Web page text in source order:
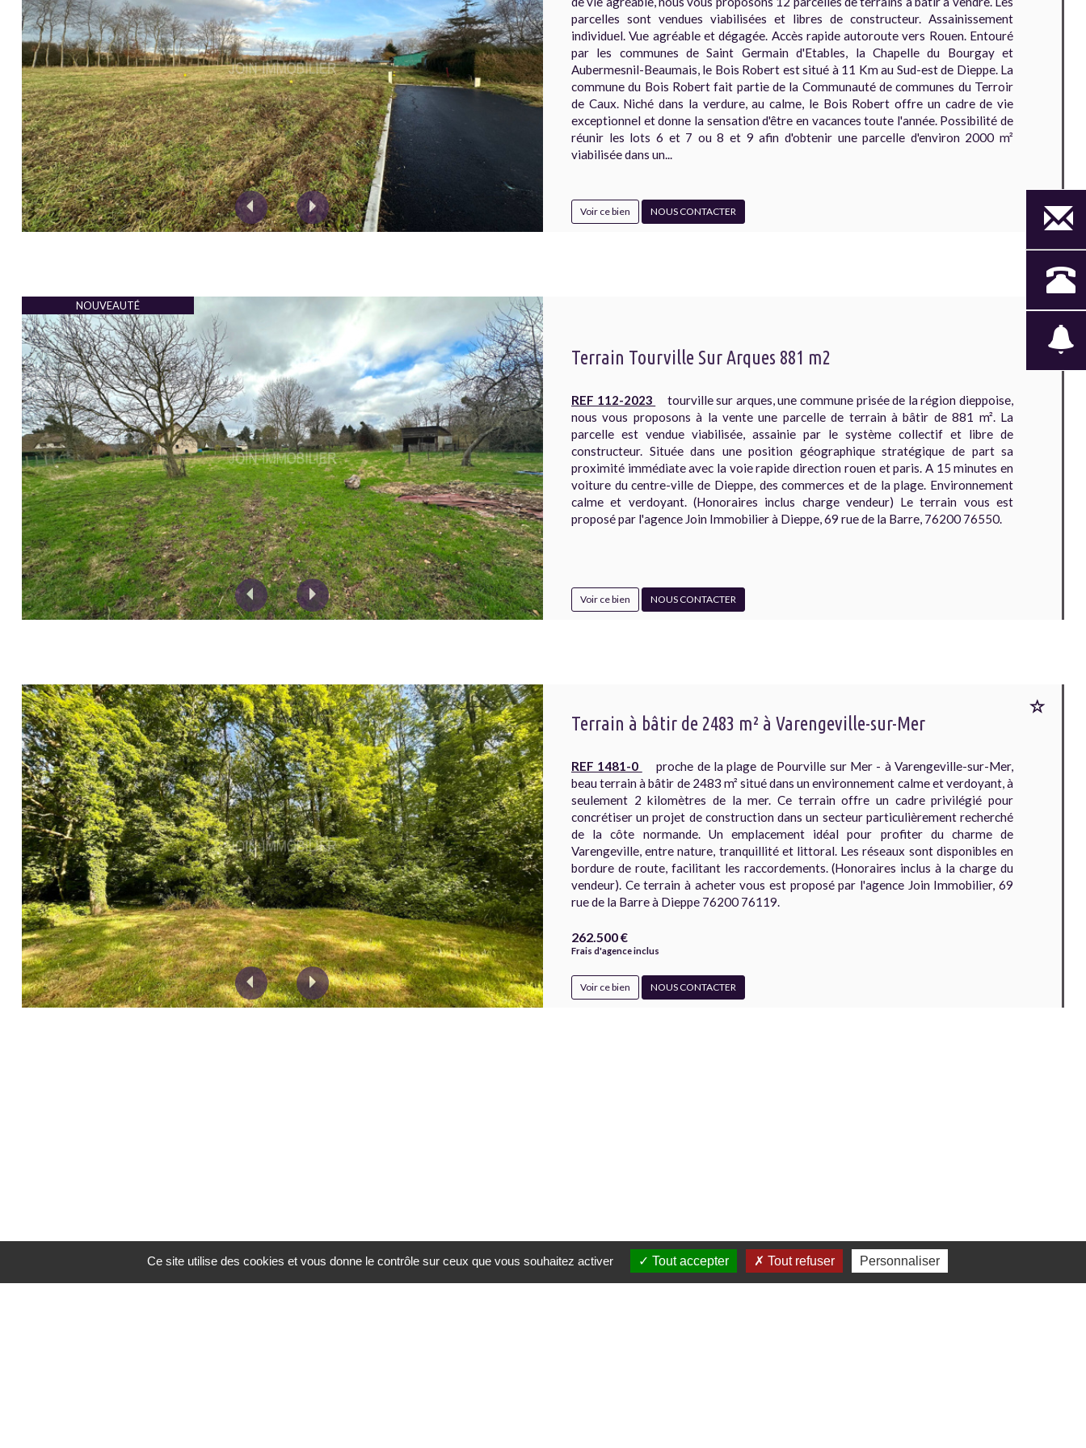
CONTACTS
L'agence
Nous contacter
Mentions légales
parcelles sont vendues viabilisées et libres de constructeur. Assainissement
individuel. Vue agréable et dégagée. Accès rapide autoroute vers Rouen. Entouré
par les communes de Saint Germain d'Etables, la Chapelle du Bourgay et
Aubermesnil-Beaumais, le Bois Robert est situé à 11 Km au Sud-est de Dieppe. La
commune du Bois Robert fait partie de la Communauté de communes du Terroir
de Caux. Niché dans la verdure, au calme, le Bois Robert offre un cadre de vie
exceptionnel et donne la sensation d'être en vacances toute l'année. Possibilité de
réunir les lots 6 et 7 ou 8 et 9 afin d'obtenir une parcelle d'environ 2000 m²
viabilisée dans un...
Voir ce bien NOUS CONTACTER
NOUVEAUTÉ
Terrain Tourville Sur Arques 881 m2
REF 112-2023
tourville sur arques, une commune prisée de la région dieppoise,
nous vous proposons à la vente une parcelle de terrain à bâtir de 881 m². La
parcelle est vendue viabilisée, assainie par le système collectif et libre de
constructeur. Située dans une position géographique stratégique de part sa
proximité immédiate avec la voie rapide direction rouen et paris. A 15 minutes en
voiture du centre-ville de Dieppe, des commerces et de la plage. Environnement
calme et verdoyant. (Honoraires inclus charge vendeur) Le terrain vous est
proposé par l'agence Join Immobilier à Dieppe, 69 rue de la Barre, 76200 76550.
Voir ce bien NOUS CONTACTER
Terrain à bâtir de 2483 m² à Varengeville-sur-Mer
REF 1481-0
proche de la plage de Pourville sur Mer - à Varengeville-sur-Mer,
beau terrain à bâtir de 2483 m² situé dans un environnement calme et verdoyant, à
seulement 2 kilomètres de la mer. Ce terrain offre un cadre privilégié pour
concrétiser un projet de construction dans un secteur particulièrement recherché
de la côte normande. Un emplacement idéal pour profiter du charme de
Varengeville, entre nature, tranquillité et littoral. Les réseaux sont disponibles en
bordure de route, facilitant les raccordements. (Honoraires inclus à la charge du
vendeur). Ce terrain à acheter vous est proposé par l'agence Join Immobilier, 69
rue de la Barre à Dieppe 76200 76119.
262.500 €
Frais d'agence inclus
Voir ce bien NOUS CONTACTER
Budget
Secteur
Ce site utilise des cookies et vous donne le contrôle sur ceux que vous souhaitez activer Tout accepter Tout refuser Personnaliser